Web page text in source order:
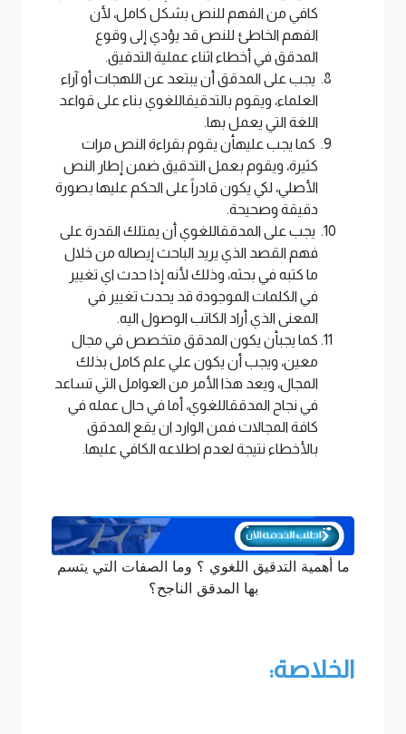
كافي من الفهم للنص بشكل كامل، لأن
الفهم الخاطئ للنص قد يؤدي إلى وقوع
المدقق في أخطاء اثناء عملية التدقيق.
يجب على المدقق أن يبتعد عن اللهجات أو آراء
العلماء، ويقوم بالتدقيقاللغوي بناء على قواعد
اللغة التي يعمل بها.
كما يجب عليهأن يقوم بقراءة النص مرات
كثيرة، ويقوم بعمل التدقيق ضمن إطار النص
الأصلي، لكي يكون قادراً على الحكم عليها بصورة
دقيقة وصحيحة.
يجب على المدققاللغوي أن يمتلك القدرة على
فهم القصد الذي يريد الباحث إيصاله من خلال
ما كتبه في بحثه، وذلك لأنه إذا حدث اي تغيير
في الكلمات الموجودة قد يحدث تغيير في
المعنى الذي أراد الكاتب الوصول اليه.
كما يجبأن يكون المدقق متخصص في مجال
معين، ويجب أن يكون علي علم كامل بذلك
المجال، ويعد هذا الأمر من العوامل التي تساعد
في نجاح المدققاللغوي، أما في حال عمله في
كافة المجالات فمن الوارد ان يقع المدقق
بالأخطاء نتيجة لعدم اطلاعه الكافي عليها.
ما أهمية التدقيق اللغوي ؟ وما الصفات التي يتسم
بها المدقق الناجح؟
الخلاصة: